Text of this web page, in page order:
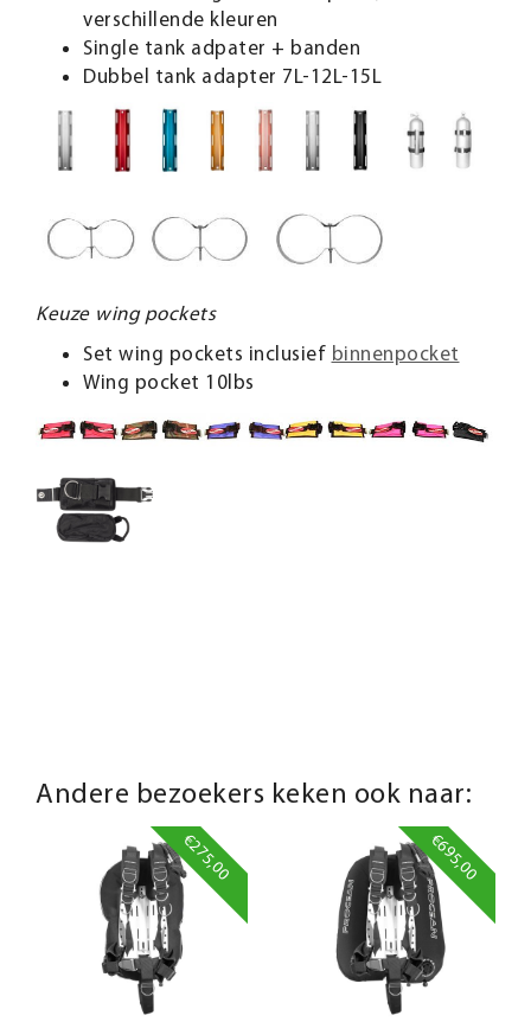
verschillende kleuren
Single tank adpater + banden
Dubbel tank adapter 7L-12L-15L
Keuze wing pockets
Set wing pockets inclusief binnenpocket
Wing pocket 10lbs
Andere bezoekers keken ook naar:
€275,00 €695,00